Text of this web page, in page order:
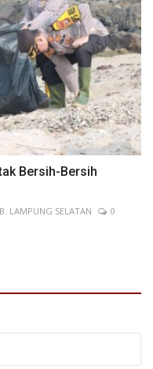
Bersih-Bersih
LAMPUNG SELATAN
0